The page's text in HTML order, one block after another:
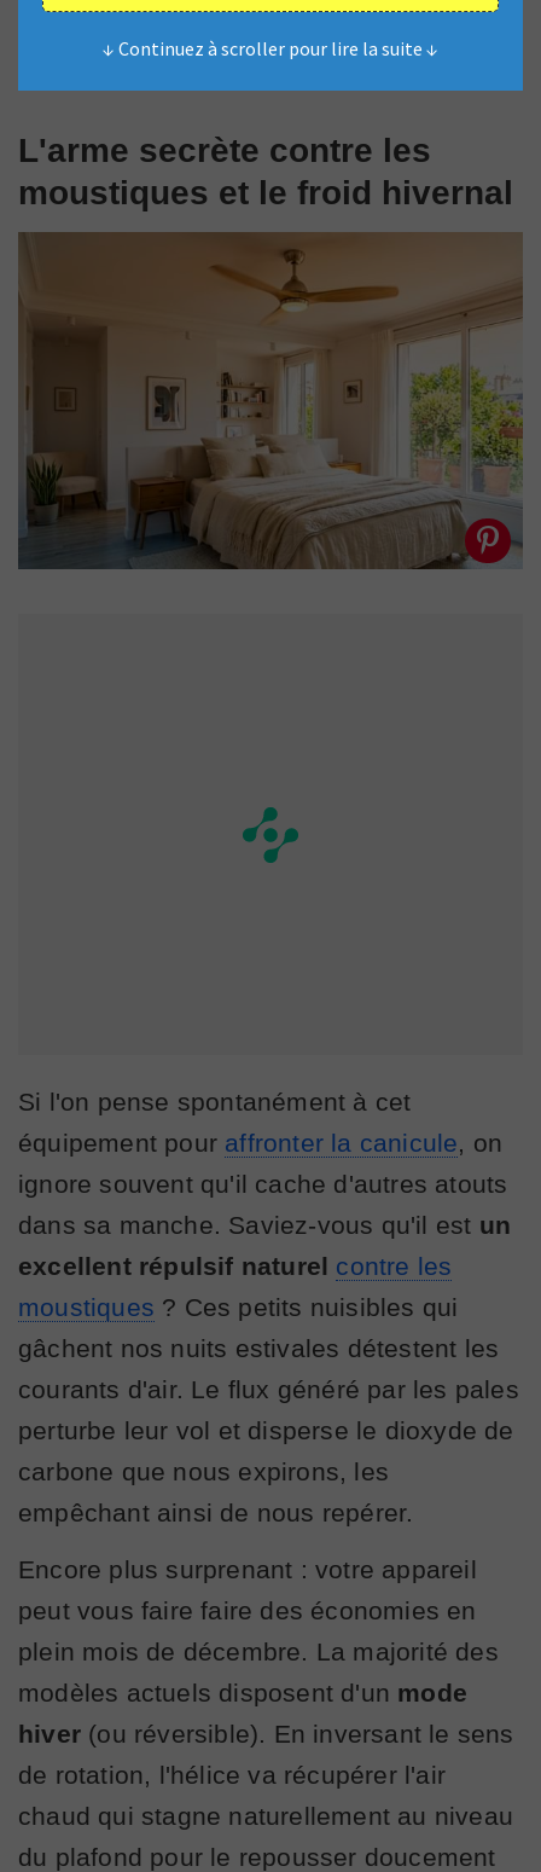
↓ Continuez à scroller pour lire la suite ↓
L'arme secrète contre les
moustiques et le froid hivernal
Si l'on pense spontanément à cet
équipement pour affronter la canicule , on
ignore souvent qu'il cache d'autres atouts
dans sa manche. Saviez-vous qu'il est un
excellent répulsif naturel contre les
moustiques ? Ces petits nuisibles qui
gâchent nos nuits estivales détestent les
courants d'air. Le flux généré par les pales
perturbe leur vol et disperse le dioxyde de
carbone que nous expirons, les
empêchant ainsi de nous repérer.
Encore plus surprenant : votre appareil
peut vous faire faire des économies en
plein mois de décembre. La majorité des
modèles actuels disposent d'un mode
hiver (ou réversible). En inversant le sens
de rotation, l'hélice va récupérer l'air
chaud qui stagne naturellement au niveau
du plafond pour le repousser doucement